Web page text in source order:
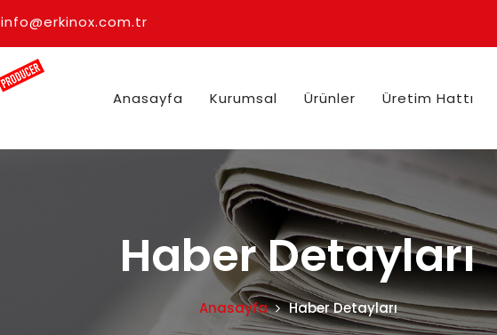
info@erkinox.com.tr
Anasayfa Kurumsal Ürünler Üretim Hattı
Haber Detayları
Anasayfa Haber Detayları